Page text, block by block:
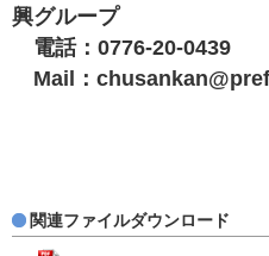
興グループ
電話：0776-20-0439
Mail：
関連ファイルダウンロード